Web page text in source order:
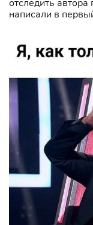
отследить
написали в